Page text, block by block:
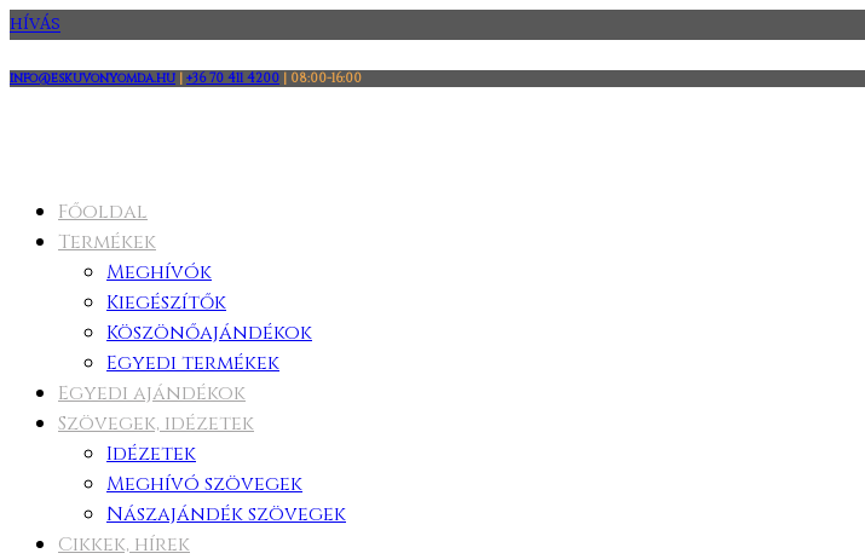
HÍVÁS
info@eskuvonyomda.hu +36 70 411 4200 08:00-16:00
Főoldal
Termékek
Meghívók
Kiegészítők
Köszönőajándékok
Egyedi termékek
Egyedi ajándékok
Szövegek, idézetek
Idézetek
Meghívó szövegek
Nászajándék szövegek
Cikkek, hírek